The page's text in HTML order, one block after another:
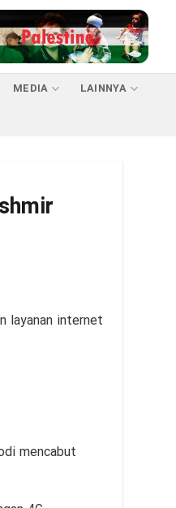
MEDIA
LAINNYA
layanan internet
mencabut